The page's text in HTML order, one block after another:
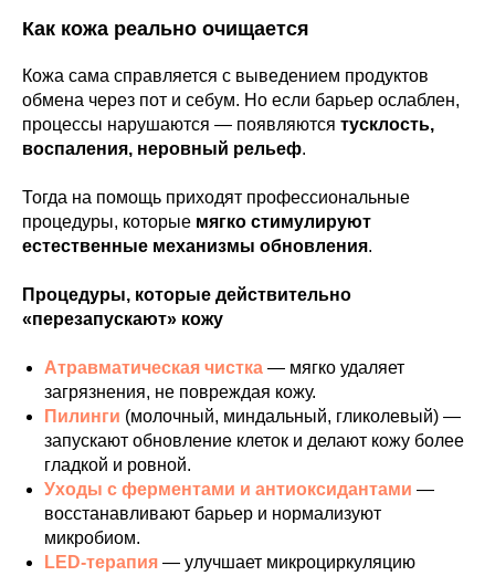
Как кожа реально очищается
Кожа сама справляется с выведением продуктов
обмена через пот и себум. Но если барьер ослаблен,
процессы нарушаются — появляются тусклость,
воспаления, неровный рельеф.
Тогда на помощь приходят профессиональные
процедуры, которые мягко стимулируют
естественные механизмы обновления.
Процедуры, которые действительно
«перезапускают» кожу
Атравматическая чистка — мягко удаляет
загрязнения, не повреждая кожу.
Пилинги (молочный, миндальный, гликолевый) —
запускают обновление клеток и делают кожу более
гладкой и ровной.
Уходы с ферментами и антиоксидантами —
восстанавливают барьер и нормализуют
микробиом.
LED-терапия — улучшает микроциркуляцию